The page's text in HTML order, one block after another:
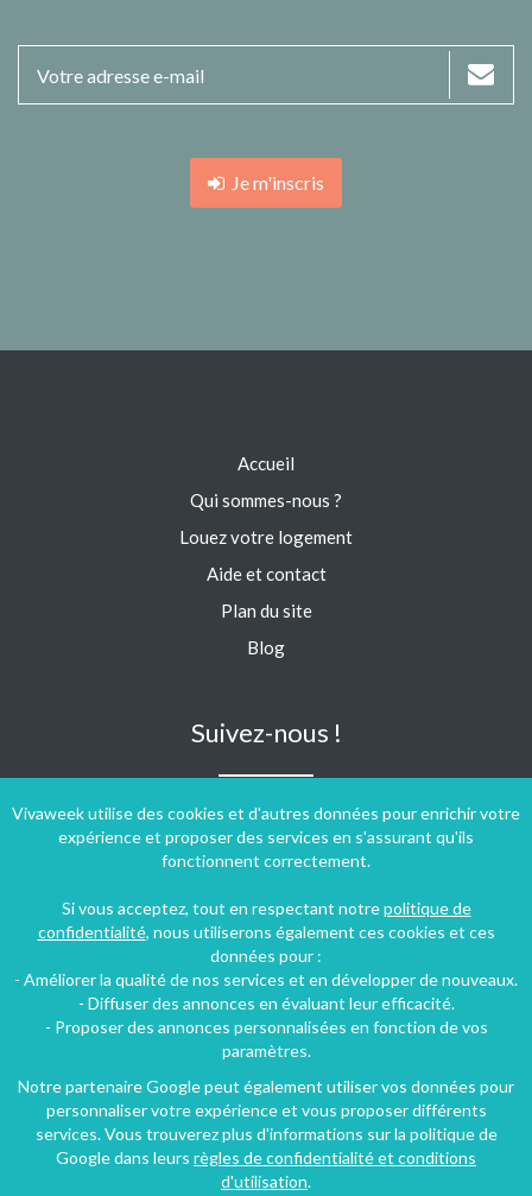
Je m'inscris
Vivaweek utilise des cookies et d'autres données pour enrichir votre
expérience et proposer des services en s'assurant qu'ils
fonctionnent correctement.
Si vous acceptez, tout en respectant notrepolitique de
confidentialité, nous utiliserons également ces cookies et ces
données pour :
- Améliorer la qualité de nos services et en développer de nouveaux.
- Diffuser des annonces en évaluant leur efficacité.
- Proposer des annonces personnalisées en fonction de vos
paramètres.
Notre partenaire Google peut également utiliser vos données pour
personnaliser votre expérience et vous proposer différents
services. Vous trouverez plus d'informations sur la politique de
Google dans leurs règles de confidentialité et conditions
d'utilisation.
Accueil
Qui sommes-nous ?
Louez votre logement
Aide et contact
Plan du site
Blog
Suivez-nous !
Conditions générales d'utilisation- Politique de confidentialité
Copyright © 2009 ‐ 2026 Vivaweek ‐ Tous droits réservés ‐
Dernière mise à jour du site : 07 août 2026